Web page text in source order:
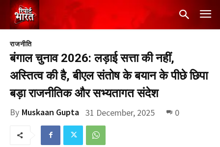
राजनीति
बंगाल चुनाव 2026: लड़ाई सत्ता की नहीं,
अस्तित्व की है, बीएल संतोष के बयान के पीछे छिपा
बड़ा राजनीतिक और सभ्यतागत संदेश
By Muskaan Gupta 31 December, 2025 0